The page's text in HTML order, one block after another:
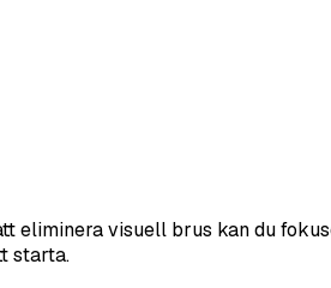
visuell brus kan du
starta.